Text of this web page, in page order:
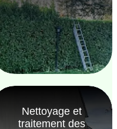
Nettoyage et
traitement des